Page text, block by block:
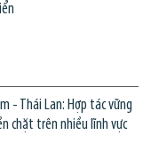
- Thái Lan: Hợp tác vững
chặt trên nhiều lĩnh vực